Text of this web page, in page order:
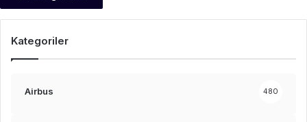
Kategoriler
Airbus 480